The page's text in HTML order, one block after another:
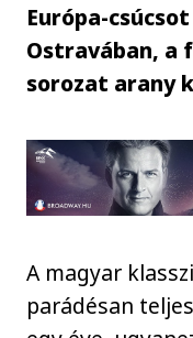
Európa-
Ostravában,
sorozat arany
A magyar
parádésan